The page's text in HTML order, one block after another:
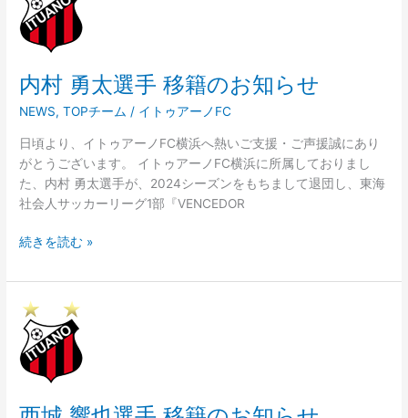
内村 勇太選手 移籍のお知らせ
NEWS,TOPチーム / イトゥアーノFC
日頃より、イトゥアーノFC横浜へ熱いご支援・ご声援誠にあり
がとうございます。 イトゥアーノFC横浜に所属しておりまし
た、内村 勇太選手が、2024シーズンをもちまして退団し、東海
社会人サッカーリーグ1部『VENCEDOR
勇
太
手
移
籍
の
お
知
ら
続きを読む »
西
城
響
也
手